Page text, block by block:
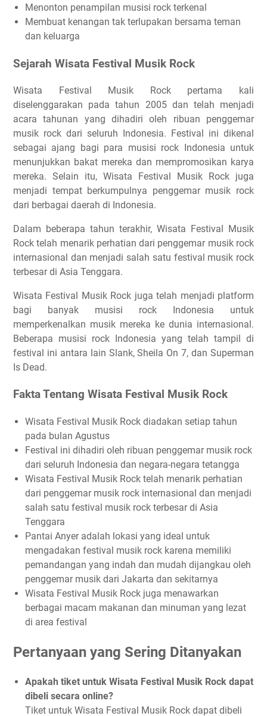
Menonton penampilan musisi rock terkenal
Membuat kenangan tak terlupakan bersama teman
dan keluarga
Sejarah Wisata Festival Musik Rock
Wisata Festival Musik Rock pertama kali
diselenggarakan pada tahun 2005 dan telah menjadi
acara tahunan yang dihadiri oleh ribuan penggemar
musik rock dari seluruh Indonesia. Festival ini dikenal
sebagai ajang bagi para musisi rock Indonesia untuk
menunjukkan bakat mereka dan mempromosikan karya
mereka. Selain itu, Wisata Festival Musik Rock juga
menjadi tempat berkumpulnya penggemar musik rock
dari berbagai daerah di Indonesia.
Dalam beberapa tahun terakhir, Wisata Festival Musik
Rock telah menarik perhatian dari penggemar musik rock
internasional dan menjadi salah satu festival musik rock
terbesar di Asia Tenggara.
Wisata Festival Musik Rock juga telah menjadi platform
bagi banyak musisi rock Indonesia untuk
memperkenalkan musik mereka ke dunia internasional.
Beberapa musisi rock Indonesia yang telah tampil di
festival ini antara lain Slank, Sheila On 7, dan Superman
Is Dead.
Fakta Tentang Wisata Festival Musik Rock
Wisata Festival Musik Rock diadakan setiap tahun
pada bulan Agustus
Festival ini dihadiri oleh ribuan penggemar musik rock
dari seluruh Indonesia dan negara-negara tetangga
Wisata Festival Musik Rock telah menarik perhatian
dari penggemar musik rock internasional dan menjadi
salah satu festival musik rock terbesar di Asia
Tenggara
Pantai Anyer adalah lokasi yang ideal untuk
mengadakan festival musik rock karena memiliki
pemandangan yang indah dan mudah dijangkau oleh
penggemar musik dari Jakarta dan sekitarnya
Wisata Festival Musik Rock juga menawarkan
berbagai macam makanan dan minuman yang lezat
di area festival
Pertanyaan yang Sering Ditanyakan
Apakah tiket untuk Wisata Festival Musik Rock dapat
dibeli secara online?
Tiket untuk Wisata Festival Musik Rock dapat dibeli